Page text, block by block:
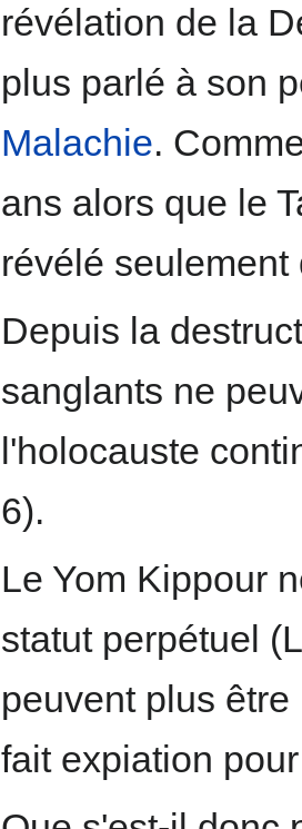
révélation de la
plus parlé à son
Malachie.
ans alors que le
révélé
Depuis la
sanglants ne
l'holocauste
6).
Le Yom Kippour
statut perpétuel
peuvent plus
fait expiation